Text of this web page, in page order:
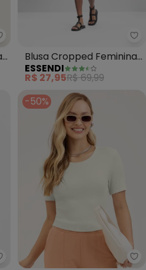
- T- Shirt Feminina
Blusa Cropped Feminina
em Ribana (Natural)
ESSENDI
R$ 27,95R$ 69,99
- Blusa Feminina em
-50%